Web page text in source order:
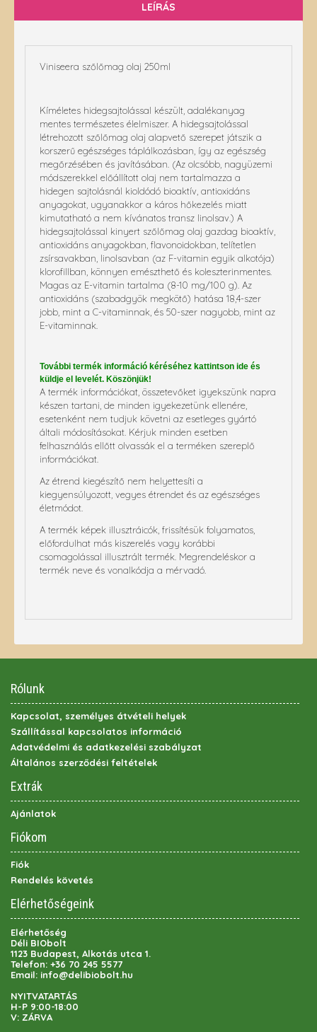
LEÍRÁS
Viniseera szőlőmag olaj 250ml
Kíméletes hidegsajtolással készült, adalékanyag
mentes természetes élelmiszer. A hidegsajtolással
létrehozott szőlőmag olaj alapvető szerepet játszik a
korszerű egészséges táplálkozásban, így az egészség
megőrzésében és javításában. (Az olcsóbb, nagyüzemi
módszerekkel előállított olaj nem tartalmazza a
hidegen sajtolásnál kioldódó bioaktív, antioxidáns
anyagokat, ugyanakkor a káros hőkezelés miatt
kimutatható a nem kívánatos transz linolsav.) A
hidegsajtolással kinyert szőlőmag olaj gazdag bioaktív,
antioxidáns anyagokban, flavonoidokban, telítetlen
zsírsavakban, linolsavban (az F-vitamin egyik alkotója)
klorofillban, könnyen emészthető és koleszterinmentes.
Magas az E-vitamin tartalma (8-10 mg/100 g). Az
antioxidáns (szabadgyök megkötő) hatása 18,4-szer
jobb, mint a C-vitaminnak, és 50-szer nagyobb, mint az
E-vitaminnak.
További termék információ kéréséhez kattintson ide és
küldje el levelét. Köszönjük!
A termék információkat, összetevőket igyekszünk napra
készen tartani, de minden igyekezetünk ellenére,
esetenként nem tudjuk követni az esetleges gyártó
általi módosításokat. Kérjuk minden esetben
felhasználás ellőtt olvassák el a terméken szereplő
információkat.
Az étrend kiegészítő nem helyettesíti a
kiegyensúlyozott, vegyes étrendet és az egészséges
életmódot.
A termék képek illusztráicók, frissítésük folyamatos,
előfordulhat más kiszerelés vagy korábbi
csomagolással illusztrált termék. Megrendeléskor a
termék neve és vonalkódja a mérvadó.
Rólunk
Kapcsolat, személyes átvételi helyek
Szállítással kapcsolatos információ
Adatvédelmi és adatkezelési szabályzat
Általános szerződési feltételek
Extrák
Ajánlatok
Fiókom
Fiók
Rendelés követés
Elérhetőségeink
Elérhetőség
Déli BIObolt
1123 Budapest, Alkotás utca 1.
Telefon: +36 70 245 5577
Email: info@delibiobolt.hu
NYITVATARTÁS
H-P 9:00-18:00
V: ZÁRVA